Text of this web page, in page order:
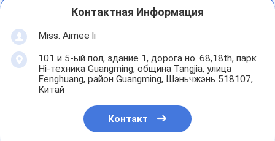
Контактная Информация
Miss. Aimee li
101 и 5-ый пол, здание 1, дорога но. 68,18th, парк
Hi-техника Guangming, община Tangjia, улица
Fenghuang, район Guangming, Шэньчжэнь 518107,
Китай
Контакт